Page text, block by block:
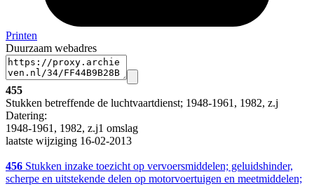
Printen
Duurzaam webadres
455
Stukken betreffende de luchtvaartdienst; 1948-1961, 1982, z.j
Datering:
1948-1961, 1982, z.j1 omslag
laatste wijziging 16-02-2013
456 Stukken inzake toezicht op vervoersmiddelen; geluidshinder,
scherpe en uitstekende delen op motorvoertuigen en meetmiddelen;